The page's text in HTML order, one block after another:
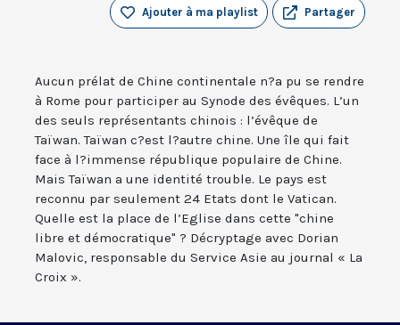
Partager
Ajouter à ma playlist
Aucun prélat de Chine continentale n?a pu se rendre
à Rome pour participer au Synode des évêques. L’un
des seuls représentants chinois : l’évêque de
Taïwan. Taïwan c?est l?autre chine. Une île qui fait
face à l?immense république populaire de Chine.
Mais Taïwan a une identité trouble. Le pays est
reconnu par seulement 24 Etats dont le Vatican.
Quelle est la place de l’Eglise dans cette "chine
libre et démocratique" ? Décryptage avec Dorian
Malovic, responsable du Service Asie au journal « La
Croix ».